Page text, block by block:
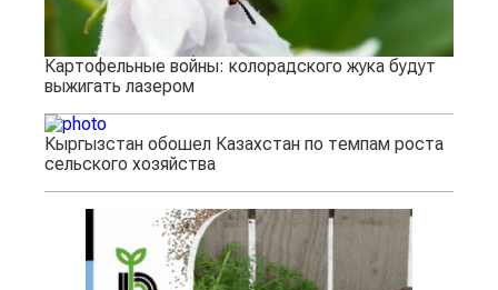
Картофельные войны: колорадского жука будут
выжигать лазером
Кыргызстан обошел Казахстан по темпам роста
сельского хозяйства